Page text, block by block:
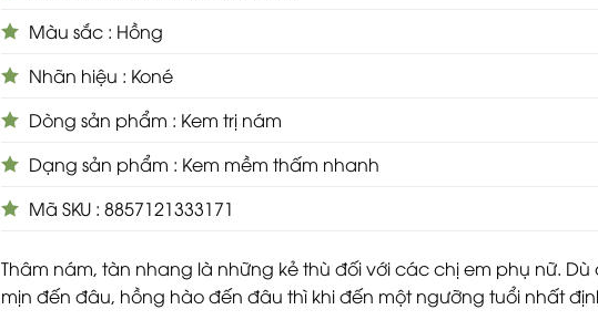
Màu sắc : Hồng
Nhãn hiệu : Koné
Dòng sản phẩm : Kem trị nám
Dạng sản phẩm : Kem mềm thấm nhanh
Mã SKU : 8857121333171
Thâm nám, tàn nhang là những kẻ thù đối với các chị em phụ nữ.
mịn đến đâu, hồng hào đến đâu thì khi đến một ngưỡng tuổi nhất